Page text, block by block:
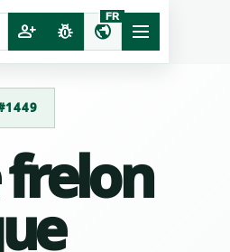
person_add pest_control public
FR